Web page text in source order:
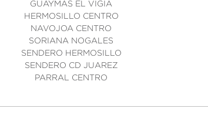
GUAYMAS EL VIGIA
HERMOSILLO CENTRO
NAVOJOA CENTRO
SORIANA NOGALES
SENDERO HERMOSILLO
SENDERO CD JUAREZ
PARRAL CENTRO